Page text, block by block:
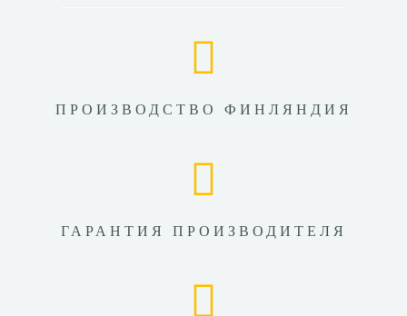
ПРОИЗВОДСТВО ФИНЛЯНДИЯ
ГАРАНТИЯ ПРОИЗВОДИТЕЛЯ